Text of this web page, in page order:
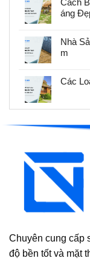
Cách
áng
Nhà
m
Các
Chuyên cung cấp
độ bền tốt và mặt